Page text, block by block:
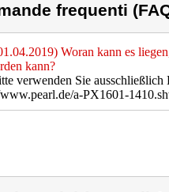
frequenti
Woran kann es
kann?
verwenden Sie
a-PX1601-